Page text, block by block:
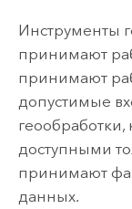
Инструменты
принимают
принимают
допустимые
доступными
принимают
данных.